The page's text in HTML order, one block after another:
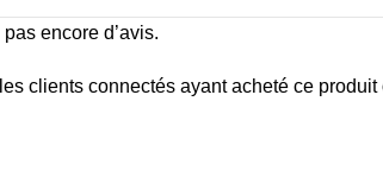
pas encore d’avis.
clients connectés ayant acheté ce